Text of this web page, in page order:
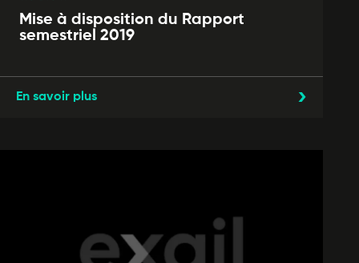
Mise à disposition du Rapport
semestriel 2019
En savoir plus